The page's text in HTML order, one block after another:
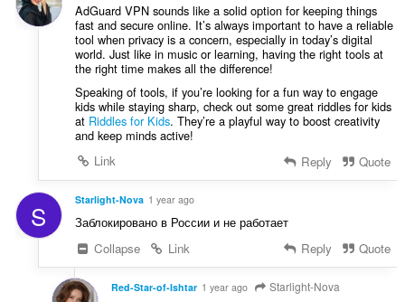
AdGuard VPN sounds like a solid option for keeping things
fast and secure online. It’s always important to have a reliable
tool when privacy is a concern, especially in today’s digital
world. Just like in music or learning, having the right tools at
the right time makes all the difference!
Speaking of tools, if you’re looking for a fun way to engage
kids while staying sharp, check out some great riddles for kids
at Riddles for Kids. They’re a playful way to boost creativity
and keep minds active!
Link
Reply Quote
S Starlight-Nova 1 year ago
Заблокировано в России и не работает
Collapse
Link Reply Quote
Red-Star-of-Ishtar 1 year ago Starlight-Nova